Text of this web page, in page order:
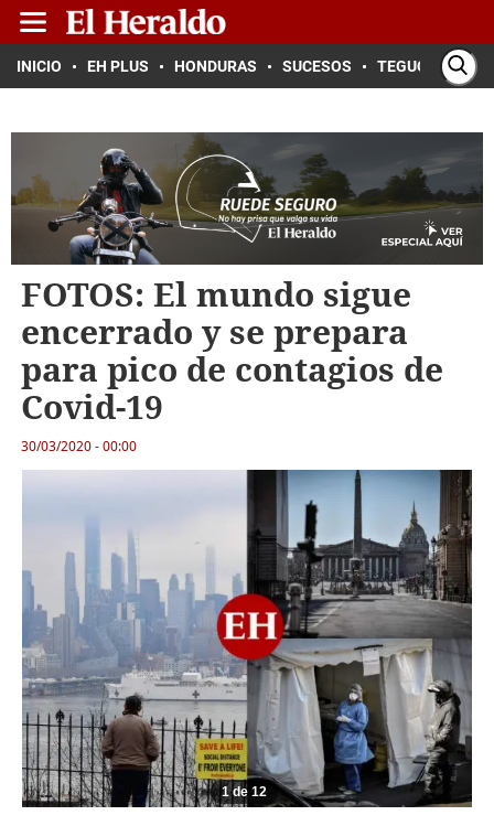
INICIO EH PLUS HONDURAS SUCESOS TEGUCIGALPA
FOTOS: El mundo sigue
encerrado y se prepara
para pico de contagios de
Covid-19
30/03/2020 - 00:00
1 de 12